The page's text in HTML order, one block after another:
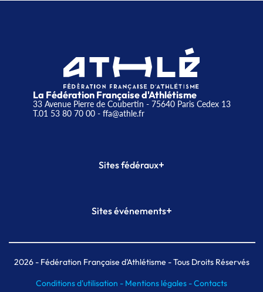
La Fédération Française d'Athlétisme
33 Avenue Pierre de Coubertin - 75640 Paris Cedex 13
T.01 53 80 70 00- ffa@athle.fr
Sites fédéraux+
Plateforme Formation
Sites événements+
Meeting de Paris indoor
MAIF Ekiden de Paris
2026- Fédération Française d'Athlétisme - Tous Droits Réservés
Conditions d'utilisation - Mentions légales -Contacts